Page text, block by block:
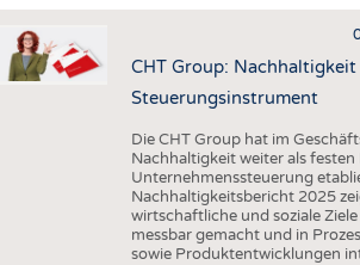
HAUS- UND HEIMTEXTILIEN
BEKLEIDUNG
AUSSCHREIBUNGEN
DTV AUSSCHREIBUNGSDIENST
CHT Group: Nachhaltigkeit
Steuerungsinstrument
Die CHT Group hat im
Nachhaltigkeit weiter als
Unternehmenssteuerung
Nachhaltigkeitsbericht 2025
wirtschaftliche und soziale
messbar gemacht und in
sowie Produktentwicklungen